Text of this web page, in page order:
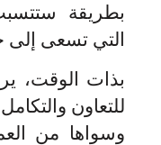
بطريقة
التي تسعى إلى
بذات الوقت،
للتعاون
وسواها من